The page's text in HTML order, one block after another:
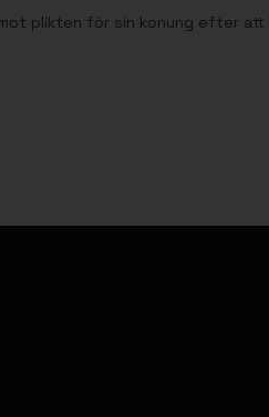
plikten för sin konung efter att